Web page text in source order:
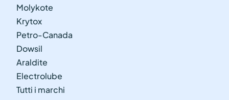
Molykote
Krytox
Petro-Canada
Dowsil
Araldite
Electrolube
Tutti i marchi